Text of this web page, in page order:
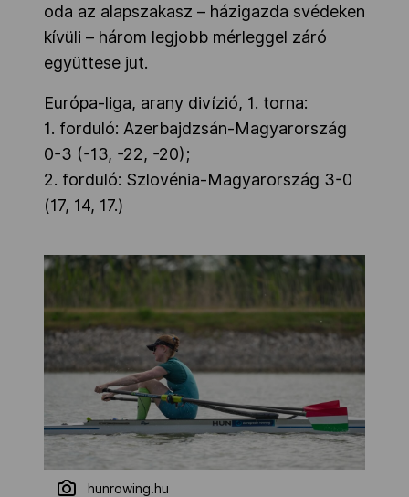
oda az alapszakasz – házigazda svédeken
kívüli – három legjobb mérleggel záró
együttese jut.
Európa-liga, arany divízió, 1. torna:
1. forduló: Azerbajdzsán-Magyarország
0-3 (-13, -22, -20);
2. forduló: Szlovénia-Magyarország 3-0
(17, 14, 17.)
hunrowing.hu